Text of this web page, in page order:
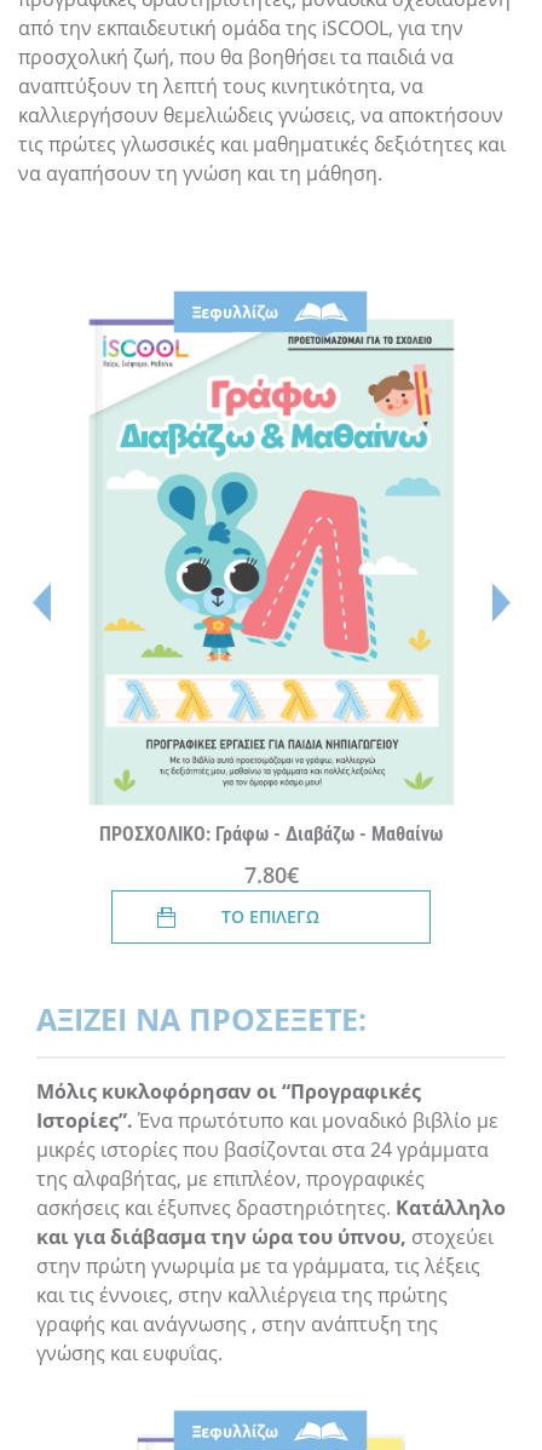
από την εκπαιδευτική ομάδα της iSCOOL, για την
προσχολική ζωή, που θα βοηθήσει τα παιδιά να
αναπτύξουν τη λεπτή τους κινητικότητα, να
καλλιεργήσουν θεμελιώδεις γνώσεις, να αποκτήσουν
τις πρώτες γλωσσικές και μαθηματικές δεξιότητες και
να αγαπήσουν τη γνώση και τη μάθηση.
ΠΡΟΣΧΟΛΙΚΟ: Γράφω - Διαβάζω - Μαθαίνω
7.80€
ΤΟ ΕΠΙΛΕΓΩ
ΑΞΙΖΕΙ ΝΑ ΠΡΟΣΕΞΕΤΕ:
Μόλις κυκλοφόρησαν οι “Προγραφικές
Ιστορίες”.Ένα πρωτότυπο και μοναδικό βιβλίο με
μικρές ιστορίες που βασίζονται στα 24 γράμματα
της αλφαβήτας, με επιπλέον, προγραφικές
ασκήσεις και έξυπνες δραστηριότητες. Κατάλληλο
και για διάβασμα την ώρα του ύπνου, στοχεύει
στην πρώτη γνωριμία με τα γράμματα, τις λέξεις
και τις έννοιες, στην καλλιέργεια της πρώτης
γραφής και ανάγνωσης , στην ανάπτυξη της
γνώσης και ευφυΐας.